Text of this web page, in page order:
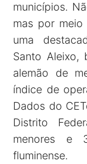
municípios.
mas por
uma
Santo Aleixo,
alemão de
índice de
Dados do
Distrito
menores e
fluminense.